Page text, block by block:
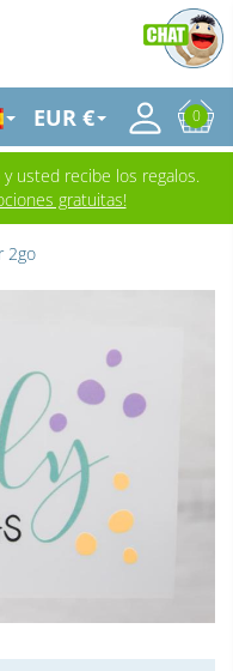
EUR € 0
usted recibe los regalos.
gratuitas!
2go